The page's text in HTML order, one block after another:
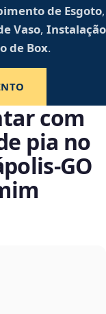
de Esgoto,
Vaso, Instalação
de Box.
com
pia no